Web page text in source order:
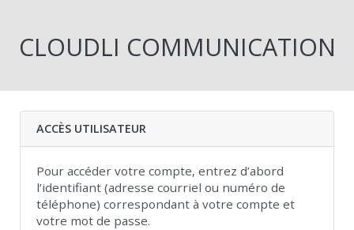
CLOUDLI COMMUNICATION
ACCÈS UTILISATEUR
Pour accéder votre compte, entrez d’abord
l’identifiant (adresse courriel ou numéro de
téléphone) correspondant à votre compte et
votre mot de passe.